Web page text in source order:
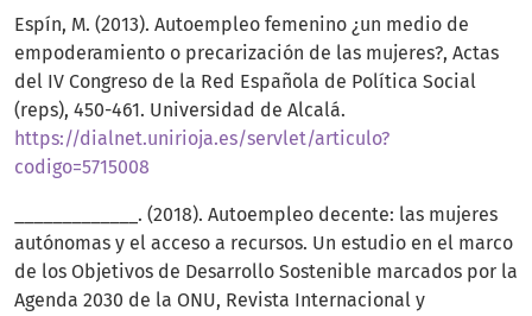
Espín, M. (2013). Autoempleo femenino ¿un medio de
empoderamiento o precarización de las mujeres?, Actas
del IV Congreso de la Red Española de Política Social
(reps), 450-461. Universidad de Alcalá.
https://dialnet.unirioja.es/servlet/articulo?
codigo=5715008
_____________. (2018). Autoempleo decente: las mujeres
autónomas y el acceso a recursos. Un estudio en el marco
de los Objetivos de Desarrollo Sostenible marcados por la
Agenda 2030 de la ONU, Revista Internacional y